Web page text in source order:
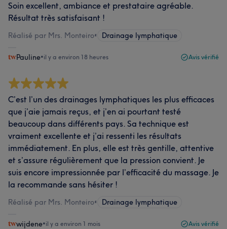
Soin excellent, ambiance et prestataire agréable.
Résultat très satisfaisant !
Réalisé par Mrs. Monteiro• Drainage lymphatique
Pauline•il y a environ 18 heures Avis vérifié
C’est l’un des drainages lymphatiques les plus efficaces
que j’aie jamais reçus, et j’en ai pourtant testé
beaucoup dans différents pays. Sa technique est
vraiment excellente et j’ai ressenti les résultats
immédiatement. En plus, elle est très gentille, attentive
et s’assure régulièrement que la pression convient. Je
suis encore impressionnée par l’efficacité du massage. Je
la recommande sans hésiter !
Réalisé par Mrs. Monteiro• Drainage lymphatique
wijdene•il y a environ 1 mois Avis vérifié